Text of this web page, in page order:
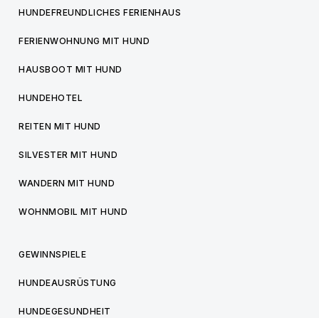
HUNDEFREUNDLICHES FERIENHAUS
FERIENWOHNUNG MIT HUND
HAUSBOOT MIT HUND
HUNDEHOTEL
REITEN MIT HUND
SILVESTER MIT HUND
WANDERN MIT HUND
WOHNMOBIL MIT HUND
GEWINNSPIELE
HUNDEAUSRÜSTUNG
HUNDEGESUNDHEIT